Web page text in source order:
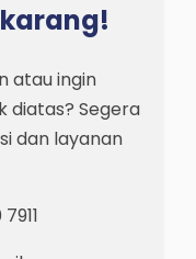
atau ingin
diatas? Segera
dan layanan